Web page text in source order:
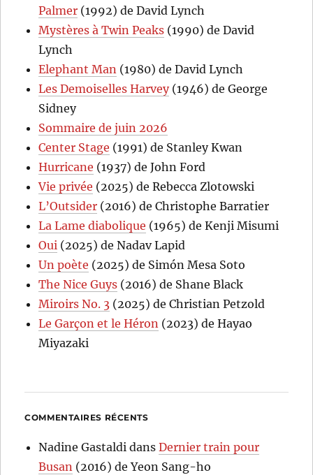
Palmer (1992) de David Lynch
Mystères à Twin Peaks (1990) de David
Lynch
Elephant Man (1980) de David Lynch
Les Demoiselles Harvey(1946) de George
Sidney
Sommaire de juin 2026
Center Stage (1991) de Stanley Kwan
Hurricane (1937) de John Ford
Vie privée (2025) de Rebecca Zlotowski
L’Outsider (2016) de Christophe Barratier
La Lame diabolique (1965) de Kenji Misumi
Oui (2025) de Nadav Lapid
Un poète (2025) de Simón Mesa Soto
The Nice Guys (2016) de Shane Black
Miroirs No. 3 (2025) de Christian Petzold
Le Garçon et le Héron (2023) de Hayao
Miyazaki
COMMENTAIRES RÉCENTS
Nadine Gastaldi dansDernier train pour
Busan (2016) de Yeon Sang-ho